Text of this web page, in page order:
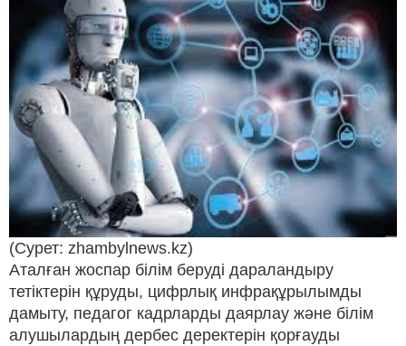
(Сурет: zhambylnews.kz)
Аталған жоспар білім беруді дараландыру
тетіктерін құруды, цифрлық инфрақұрылымды
дамыту, педагог кадрларды даярлау және білім
алушылардың дербес деректерін қорғауды